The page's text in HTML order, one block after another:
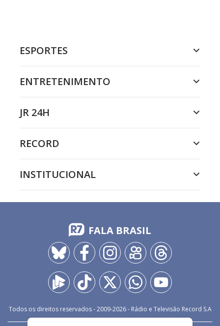
ESPORTES
ENTRETENIMENTO
JR 24H
RECORD
INSTITUCIONAL
FALA BRASIL
Todos os direitos reservados - 2009-2026- Rádio e Televisão Record S.A